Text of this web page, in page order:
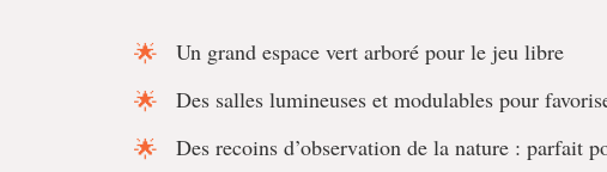
Un grand espace vert arboré pour le jeu libre
Des salles lumineuses et modulables pour
Des recoins d’observation de la nature : parfait